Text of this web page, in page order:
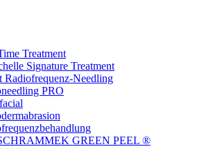
Treatment
Signature Treatment
Radiofrequenz-Needling
PRO
GREEN PEEL ®